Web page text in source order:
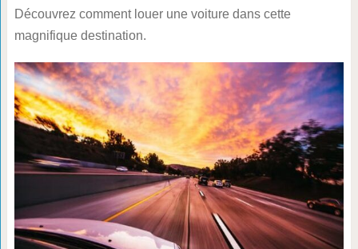
Découvrez comment louer une voiture dans cette
magnifique destination.